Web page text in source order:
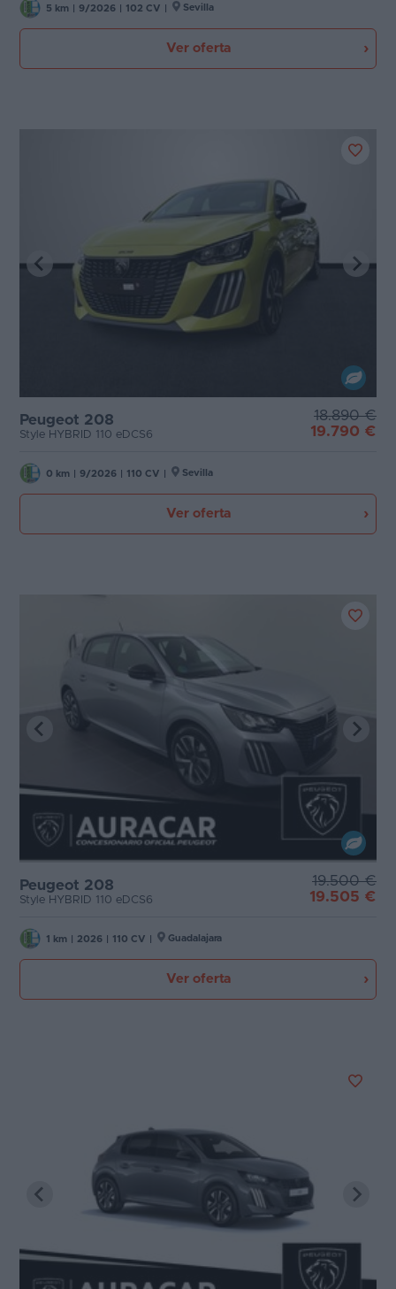
5 km 9/2026 102 CV Sevilla
Ver oferta
Peugeot 208
Style HYBRID 110 eDCS6
18.890 €
19.790 €
0 km 9/2026 110 CV Sevilla
Ver oferta
Peugeot 208
Style HYBRID 110 eDCS6
19.500 €
19.505 €
1 km 2026 110 CV Guadalajara
Ver oferta